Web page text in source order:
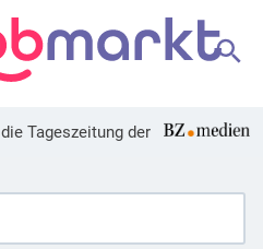
die Tageszeitung der